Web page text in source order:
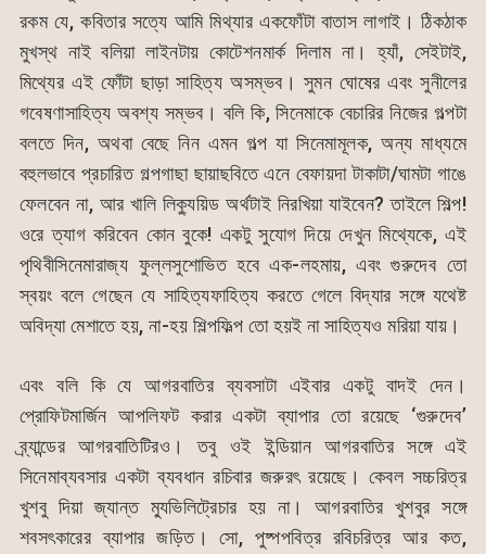
রকম যে, কবিতার সত্যে আমি মিথ্যার একফোঁটা বাতাস লাগাই। ঠিকঠাক
মুখস্থ নাই বলিয়া লাইনটায় কোটেশনমার্ক দিলাম না। হ্যাঁ, সেইটাই,
মিথ্যের এই ফোঁটা ছাড়া সাহিত্য অসম্ভব। সুমন ঘোষের এবং সুনীলের
গবেষণাসাহিত্য অবশ্য সম্ভব। বলি কি, সিনেমাকে বেচারির নিজের গল্পটা
বলতে দিন, অথবা বেছে নিন এমন গল্প যা সিনেমামূলক, অন্য মাধ্যমে
বহুলভাবে প্রচারিত গল্পগাছা ছায়াছবিতে এনে বেফায়দা টাকাটা/ঘামটা গাঙে
ফেলবেন না, আর খালি লিক্যুয়িড অর্থটাই নিরখিয়া যাইবেন? তাইলে শিল্প!
ওরে ত্যাগ করিবেন কোন বুকে! একটু সুযোগ দিয়ে দেখুন মিথ্যেকে, এই
পৃথিবীসিনেমারাজ্য ফুল্লসুশোভিত হবে এক-লহমায়, এবং গুরুদেব তো
স্বয়ং বলে গেছেন যে সাহিত্যফাহিত্য করতে গেলে বিদ্যার সঙ্গে যথেষ্ট
অবিদ্যা মেশাতে হয়, না-হয় শিল্পফিল্প তো হয়ই না সাহিত্যও মরিয়া যায়।
এবং বলি কি যে আগরবাতির ব্যবসাটা এইবার একটু বাদই দেন।
প্রোফিটমার্জিন আপলিফট করার একটা ব্যাপার তো রয়েছে ‘গুরুদেব’
ব্র্যান্ডের আগরবাতিটিরও। তবু ওই ইন্ডিয়ান আগরবাতির সঙ্গে এই
সিনেমাব্যবসার একটা ব্যবধান রচিবার জরুরৎ রয়েছে। কেবল সচ্চরিত্র
খুশবু দিয়া জ্যান্ত ম্যুভিলিট্রেচার হয় না। আগরবাতির খুশবুর সঙ্গে
শবসৎকারের ব্যাপার জড়িত। সো, পুষ্পপবিত্র রবিচরিত্র আর কত,